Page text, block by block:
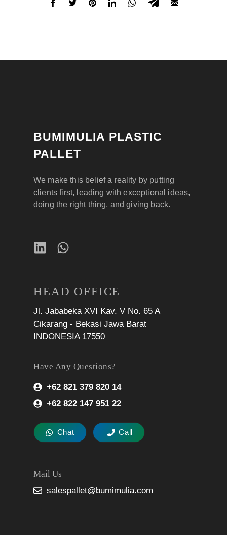
BUMIMULIA PLASTIC
PALLET
We make this belief a reality by putting
clients first, leading with exceptional ideas,
doing the right thing, and giving back.
HEAD OFFICE
Jl. Jababeka XVI Kav. V No. 65 A
Cikarang - Bekasi Jawa Barat
INDONESIA 17550
Have Any Questions?
+62 821 379 820 14
+62 822 147 951 22
Chat Call
Mail Us
salespallet@bumimulia.com